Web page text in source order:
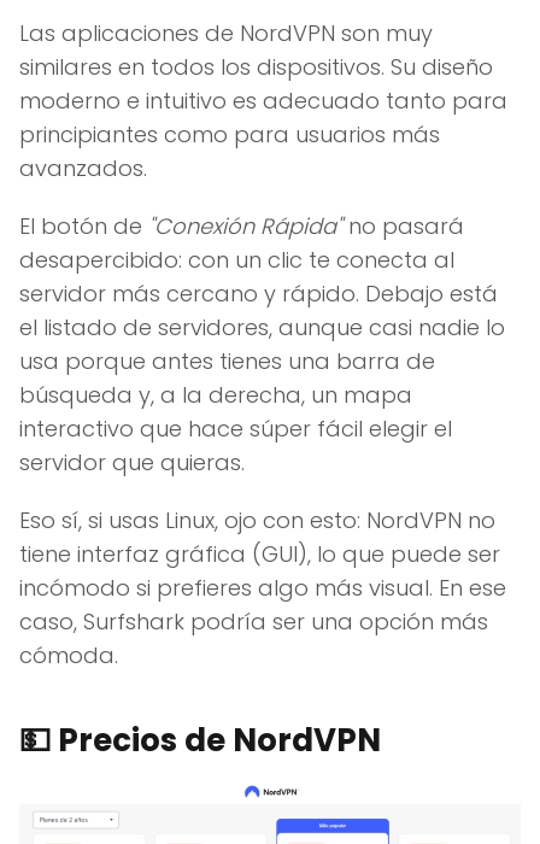
Las aplicaciones de NordVPN son muy
similares en todos los dispositivos. Su diseño
moderno e intuitivo es adecuado tanto para
principiantes como para usuarios más
avanzados.
El botón de "Conexión Rápida"no pasará
desapercibido: con un clic te conecta al
servidor más cercano y rápido. Debajo está
el listado de servidores, aunque casi nadie lo
usa porque antes tienes una barra de
búsqueda y, a la derecha, un mapa
interactivo que hace súper fácil elegir el
servidor que quieras.
Eso sí, si usas Linux, ojo con esto: NordVPN no
tiene interfaz gráfica (GUI), lo que puede ser
incómodo si prefieres algo más visual. En ese
caso, Surfshark podría ser una opción más
cómoda.
💵 Precios de NordVPN